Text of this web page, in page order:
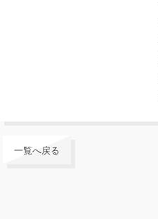
一覧へ戻る